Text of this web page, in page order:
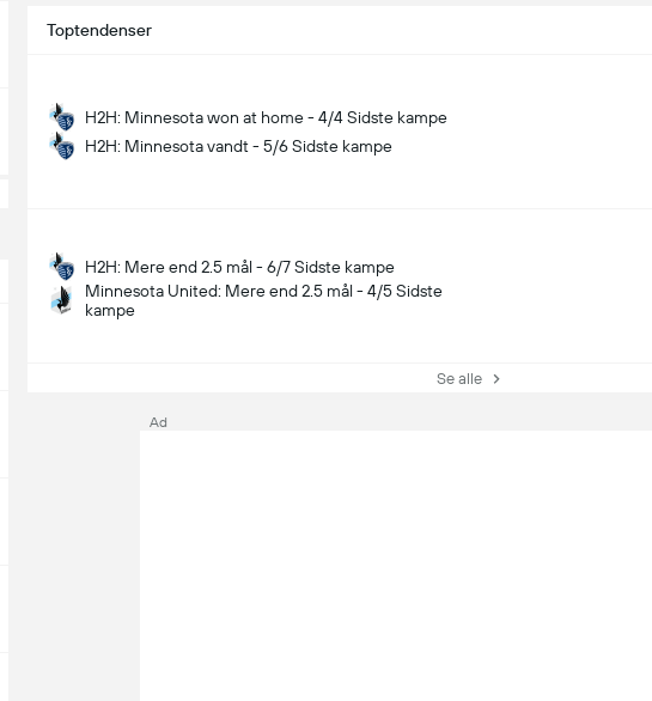
Toptendenser
H2H: Minnesota won at home - 4/4 Sidste kampe
H2H: Minnesota vandt - 5/6 Sidste kampe
H2H: Mere end 2.5 mål - 6/7 Sidste kampe
Minnesota United: Mere end 2.5 mål - 4/5 Sidste
kampe
Se alle
Ad